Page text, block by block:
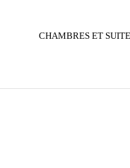
CHAMBRES ET